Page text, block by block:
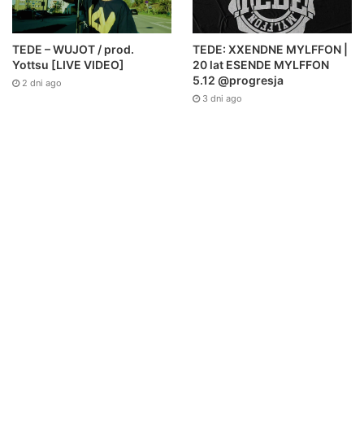
TEDE – WUJOT / prod.
Yottsu [LIVE VIDEO]
2 dni ago
TEDE: XXENDNE MYLFFON |
20 lat ESENDE MYLFFON
5.12 @progresja
3 dni ago